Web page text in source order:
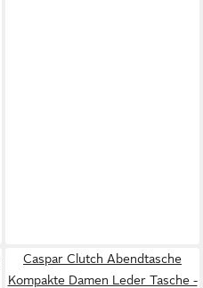
Caspar Clutch Abendtasche
Kompakte Damen Leder Tasche -